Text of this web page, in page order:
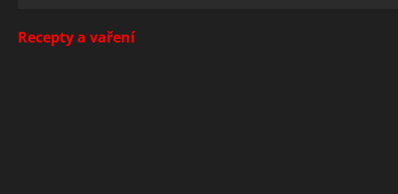
Recepty a vaření